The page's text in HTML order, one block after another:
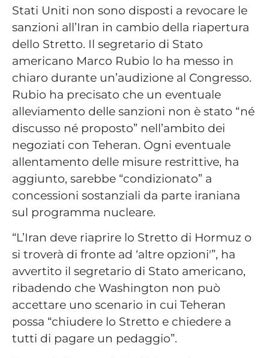
Stati Uniti non sono disposti a revocare le
sanzioni all’Iran in cambio della riapertura
dello Stretto. Il segretario di Stato
americano Marco Rubio lo ha messo in
chiaro durante un’audizione al Congresso.
Rubio ha precisato che un eventuale
alleviamento delle sanzioni non è stato “né
discusso né proposto” nell’ambito dei
negoziati con Teheran. Ogni eventuale
allentamento delle misure restrittive, ha
aggiunto, sarebbe “condizionato” a
concessioni sostanziali da parte iraniana
sul programma nucleare.
“L’Iran deve riaprire lo Stretto di Hormuz o
si troverà di fronte ad ‘altre opzioni'”, ha
avvertito il segretario di Stato americano,
ribadendo che Washington non può
accettare uno scenario in cui Teheran
possa “chiudere lo Stretto e chiedere a
tutti di pagare un pedaggio”.